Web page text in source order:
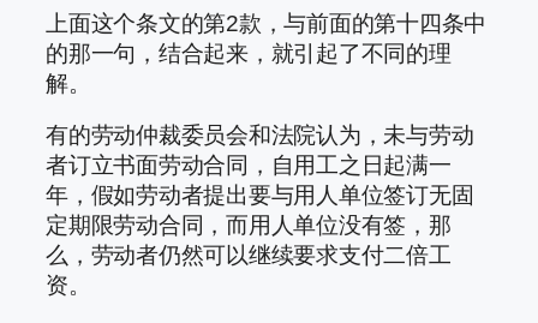
上面这个条文的第2款，与前面的第十四条中
的那一句，结合起来，就引起了不同的理
解。
有的劳动仲裁委员会和法院认为，未与劳动
者订立书面劳动合同，自用工之日起满一
年，假如劳动者提出要与用人单位签订无固
定期限劳动合同，而用人单位没有签，那
么，劳动者仍然可以继续要求支付二倍工
资。